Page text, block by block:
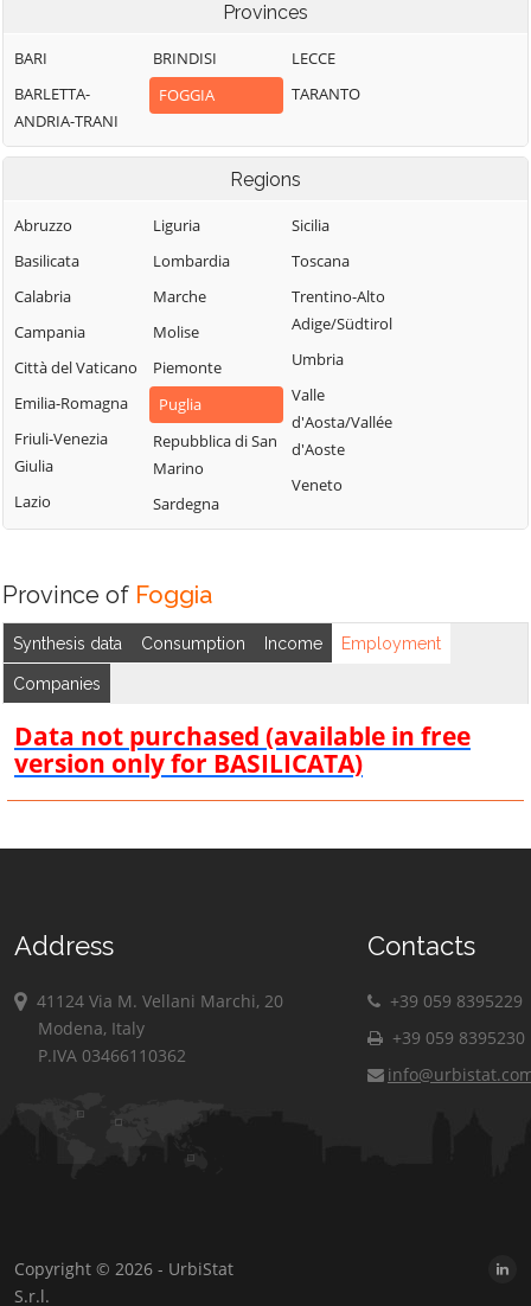
Casalnuovo
Monterotaro
Casalvecchio di
Puglia
Sauri
Castelluccio
della Daunia
Celenza
Valfortore
Celle di San Vito
Cerignola
Chieuti
Monteleone di
Motta
Montecorvino
Ordona
Orsara di Puglia
Orta Nova
Panni
Peschici
Pietramontecorvino
Poggio Imperiale
Rignano
Garganico
Rocchetta
Civitate
Sant'Agata di
Puglia
Serracapriola
Stornara
Stornarella
Torremaggiore
Troia
Vico del Gargano
Vieste
Volturara Appula
Volturino
Provinces
BARI
BARLETTA-
ANDRIA-TRANI
BRINDISI
FOGGIA
LECCE
TARANTO
Regions
Abruzzo
Basilicata
Calabria
Campania
Città del Vaticano
Emilia-Romagna
Friuli-Venezia
Giulia
Lazio
Liguria
Lombardia
Marche
Molise
Piemonte
Puglia
Repubblica di San
Marino
Sardegna
Sicilia
Toscana
Trentino-Alto
Adige/Südtirol
Umbria
Valle
d'Aosta/Vallée
d'Aoste
Veneto
Province of Foggia
Synthesis data Consumption Income Employment
Companies
Data not purchased (available in free
version only for BASILICATA)
Address
41124 Via M. Vellani Marchi, 20
Modena, Italy
P.IVA 03466110362
Contacts
+39 059 8395229
+39 059 8395230
Copyright © 2026 - UrbiStat
S.r.l.